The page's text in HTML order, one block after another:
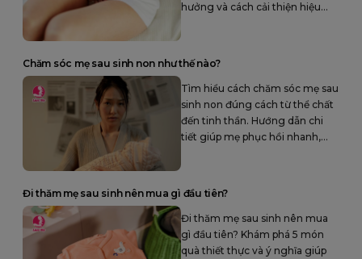
hưởng và cách cải thiện hiệu
Chăm sóc mẹ sau sinh non như thế nào?
Tìm hiểu cách chăm sóc mẹ sau
sinh non đúng cách từ thể chất
đến tinh thần. Hướng dẫn chi
tiết giúp mẹ phục hồi nhanh,
Đi thăm mẹ sau sinh nên mua gì đầu tiên?
Đi thăm mẹ sau sinh nên mua
gì đầu tiên? Khám phá 5 món
quà thiết thực và ý nghĩa giúp